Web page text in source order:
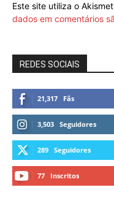
Este site utiliza o
dados em comentários
REDES SOCIAIS
21,317 Fãs
3,503 Seguidores
289 Seguidores
77 Inscritos